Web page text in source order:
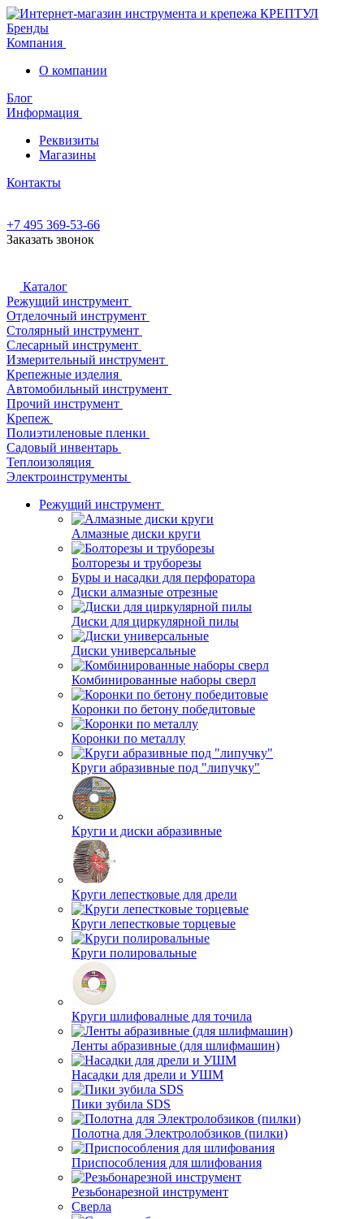
Бренды
Компания
О компании
Блог
Информация
Реквизиты
Магазины
Контакты
+7 495 369-53-66
Заказать звонок
Каталог
Режущий инструмент
Отделочный инструмент
Столярный инструмент
Слесарный инструмент
Измерительный инструмент
Крепежные изделия
Автомобильный инструмент
Прочий инструмент
Крепеж
Полиэтиленовые пленки
Садовый инвентарь
Теплоизоляция
Электроинструменты
Режущий инструмент
Алмазные диски круги
Болторезы и труборезы
Буры и насадки для перфоратора
Диски алмазные отрезные
Диски для циркулярной пилы
Диски универсальные
Комбинированные наборы сверл
Коронки по бетону победитовые
Коронки по металлу
Круги абразивные под "липучку"
Круги и диски абразивные
Круги лепестковые для дрели
Круги лепестковые торцевые
Круги полировальные
Круги шлифовалные для точила
Ленты абразивные (для шлифмашин)
Насадки для дрели и УШМ
Пики зубила SDS
Полотна для Электролобзиков (пилки)
Приспособления для шлифования
Резьбонарезной инструмент
Сверла